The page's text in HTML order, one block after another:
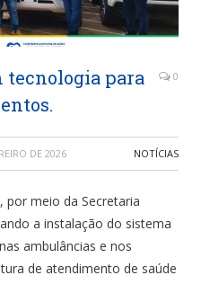
tecnologia para
0
DE 2026 NOTÍCIAS
por meio da Secretaria
a instalação do sistema
ambulâncias e nos
de atendimento de saúde